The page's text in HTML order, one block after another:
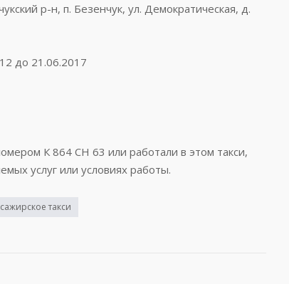
р-н, п. Безенчук, ул. Демократическая, д.
до 21.06.2017
К 864 СН 63 или работали в этом такси,
услуг или условиях работы.
такси